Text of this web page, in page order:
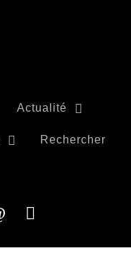
Actualité
Rechercher